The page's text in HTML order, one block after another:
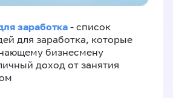
заработка - список
для заработка, которые
бизнесмену
доход от занятия